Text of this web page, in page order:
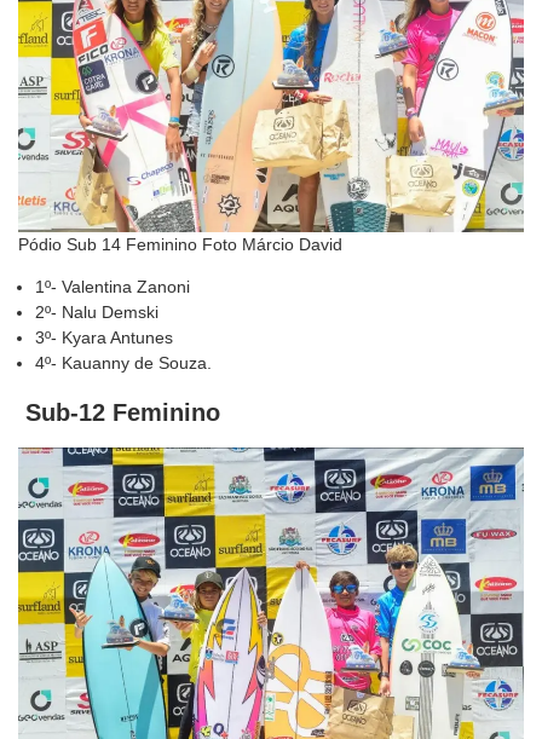
Pódio Sub 14 Feminino Foto Márcio David
1º- Valentina Zanoni
2º- Nalu Demski
3º- Kyara Antunes
4º- Kauanny de Souza.
Sub-12 Feminino